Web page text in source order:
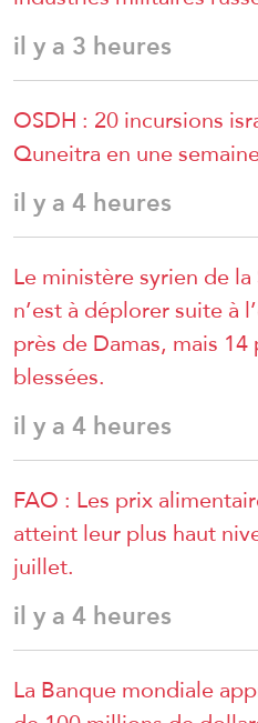
il y a 3 heures
OSDH : 20 incursions
Quneitra en une
il y a 4 heures
Le ministère syrien de
n’est à déplorer suite à
près de Damas, mais
blessées.
il y a 4 heures
FAO : Les prix
atteint leur plus haut
juillet.
il y a 4 heures
La Banque mondiale